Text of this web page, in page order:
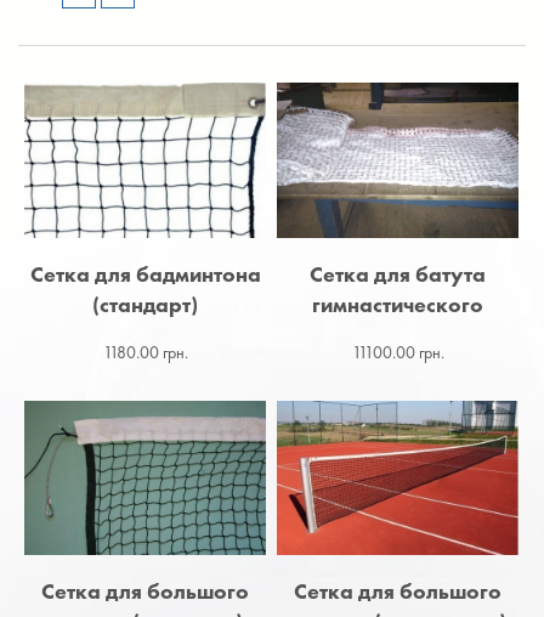
Сетка для бадминтона
(стандарт)
1180.00 грн.
Сетка для батута
гимнастического
11100.00 грн.
Сетка для большого
Сетка для большого